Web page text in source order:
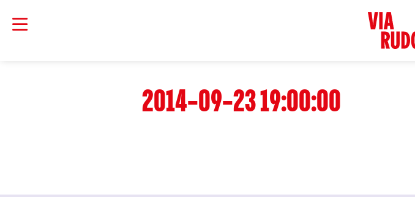
2014-09-23 19:00:00